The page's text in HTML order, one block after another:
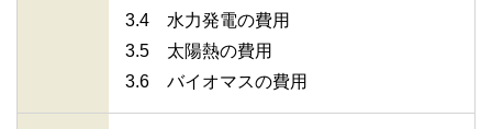
3.4 水力発電の費用
3.5 太陽熱の費用
3.6 バイオマスの費用